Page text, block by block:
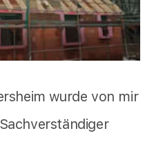
wurde von mir